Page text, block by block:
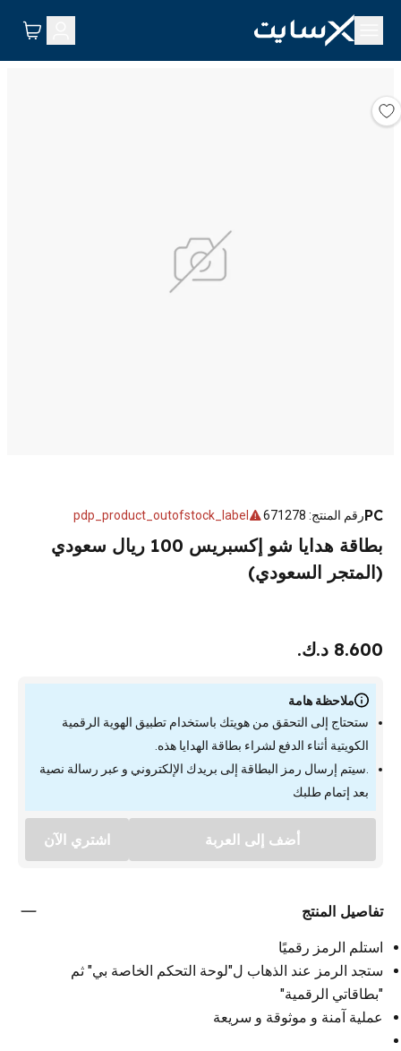
PCرقم المنتج:
671278
pdp_product_outofstock_label
بطاقة هدايا شو إكسبريس 100 ريال سعودي
(المتجر السعودي)
8.600 د.ك.
ملاحظة هامة
ستحتاج إلى التحقق من هويتك باستخدام تطبيق الهوية الرقمية
الكويتية أثناء الدفع لشراء بطاقة الهدايا هذه.
.سيتم إرسال رمز البطاقة إلى بريدك الإلكتروني و عبر رسالة نصية
بعد إتمام طلبك
أضف إلى العربة اشتري الآن
تفاصيل المنتج
استلم الرمز رقميًا
ستجد الرمز عند الذهاب ل"لوحة التحكم الخاصة بي" ثم
"بطاقاتي الرقمية"
عملية آمنة و موثوقة و سريعة